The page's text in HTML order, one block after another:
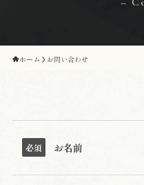
ホーム お問い合わせ
必須 お名前